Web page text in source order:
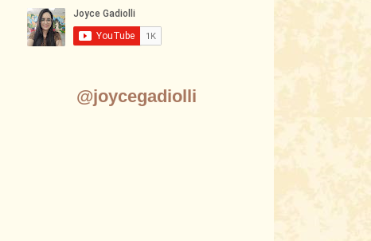
@joycegadiolli